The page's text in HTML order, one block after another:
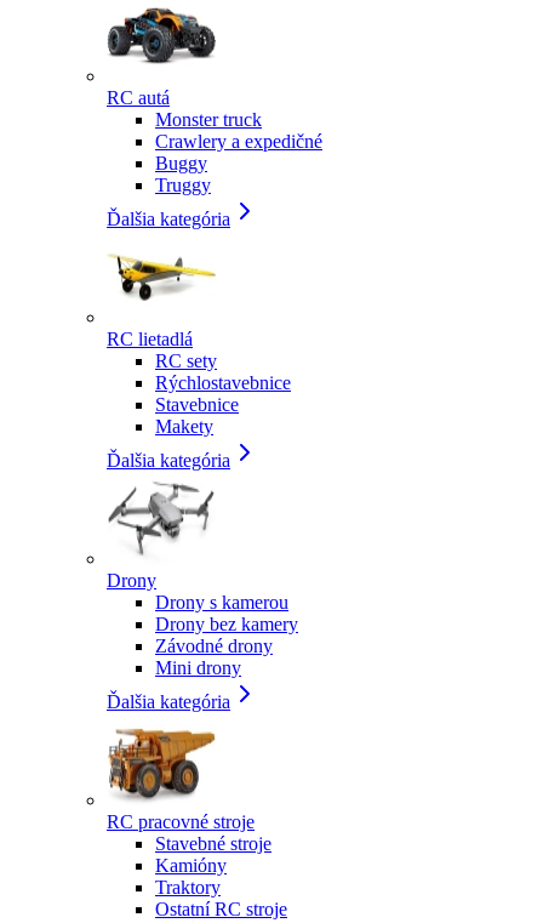
RC autá
Monster truck
Crawlery a expedičné
Buggy
Truggy
Ďalšia kategória
RC lietadlá
RC sety
Rýchlostavebnice
Stavebnice
Makety
Ďalšia kategória
Drony
Drony s kamerou
Drony bez kamery
Závodné drony
Mini drony
Ďalšia kategória
RC pracovné stroje
Stavebné stroje
Kamióny
Traktory
Ostatní RC stroje